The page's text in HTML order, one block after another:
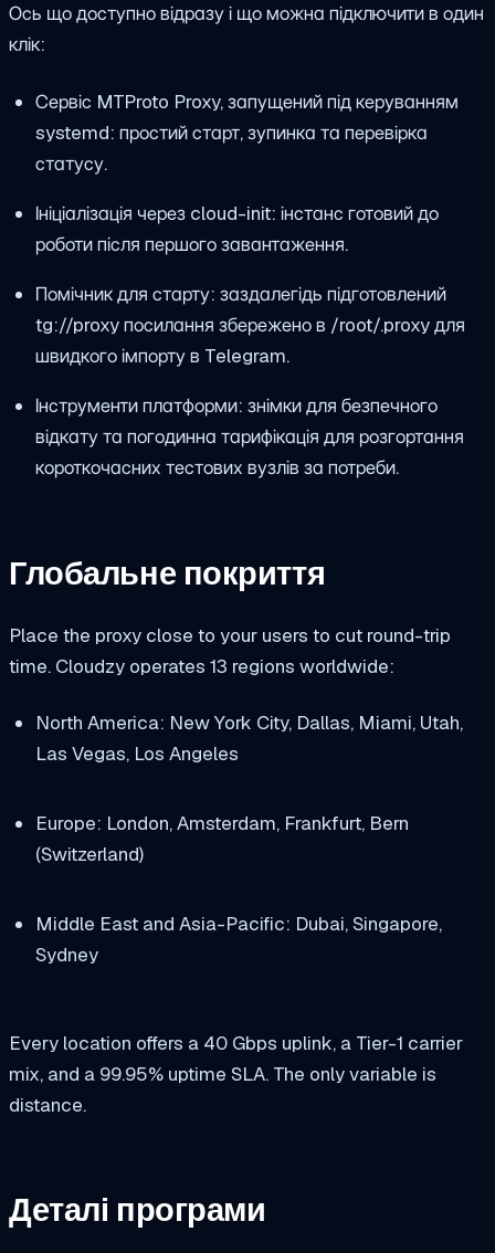
Ось що доступно відразу і що можна підключити в один
клік:
Сервіс MTProto Proxy, запущений під керуванням
systemd: простий старт, зупинка та перевірка
статусу.
Ініціалізація через cloud-init: інстанс готовий до
роботи після першого завантаження.
Помічник для старту: заздалегідь підготовлений
tg://proxyпосилання збережено в /root/.proxyдля
швидкого імпорту в Telegram.
Інструменти платформи: знімки для безпечного
відкату та погодинна тарифікація для розгортання
короткочасних тестових вузлів за потреби.
Глобальне покриття
Place the proxy close to your users to cut round-trip
time. Cloudzy operates 13 regions worldwide:
North America: New York City, Dallas, Miami, Utah,
Las Vegas, Los Angeles
Europe: London, Amsterdam, Frankfurt, Bern
(Switzerland)
Middle East and Asia-Pacific: Dubai, Singapore,
Sydney
Every location offers a 40 Gbps uplink, a Tier-1 carrier
mix, and a 99.95% uptime SLA. The only variable is
distance.
Деталі програми